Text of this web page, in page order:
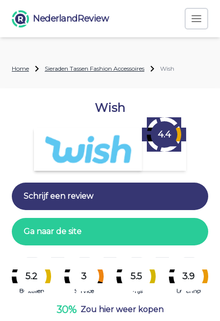
NederlandReview
Home Sieraden Tassen Fashion Accessoires Wish
Wish
4.4
Schrijf een review
Ga naar de site
5.2
Bestellen
3
Service
5.5
Prijs
3.9
Levering
30% Zou hier weer kopen